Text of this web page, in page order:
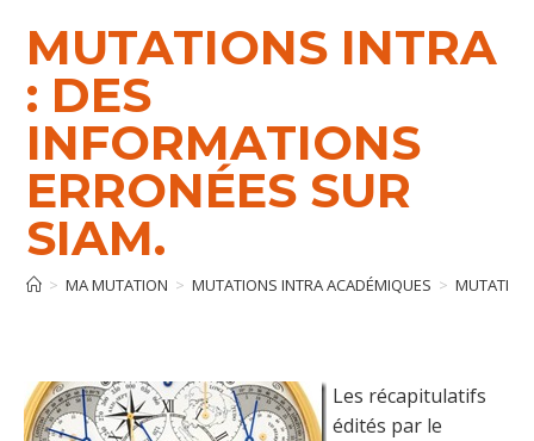
MUTATIONS INTRA
: DES
INFORMATIONS
ERRONÉES SUR
SIAM.
> MA MUTATION > MUTATIONS INTRA ACADÉMIQUES >
Les récapitulatifs
édités par le